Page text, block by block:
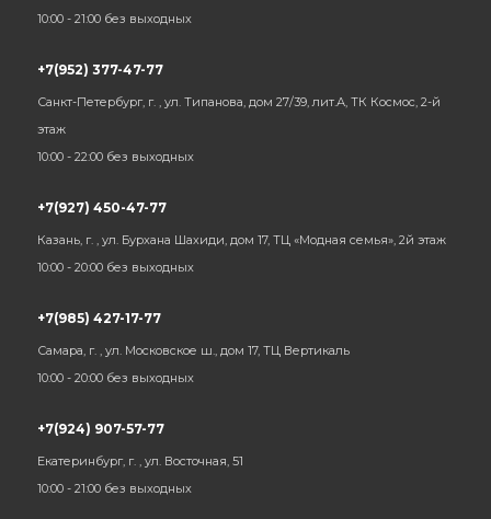
10:00 - 21:00 без выходных
+7(952) 377-47-77
Санкт-Петербург, г. , ул. Типанова, дом 27/39, лит.А, ТК Космос, 2-й
этаж
10:00 - 22:00 без выходных
+7(927) 450-47-77
Казань, г. , ул. Бурхана Шахиди, дом 17, ТЦ «Модная семья», 2й этаж
10:00 - 20:00 без выходных
+7(985) 427-17-77
Самара, г. , ул. Московское ш., дом 17, ТЦ Вертикаль
10:00 - 20:00 без выходных
+7(924) 907-57-77
Екатеринбург, г. , ул. Восточная, 51
10:00 - 21:00 без выходных